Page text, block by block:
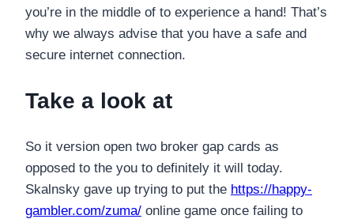
you’re in the middle of to experience a hand! That’s
why we always advise that you have a safe and
secure internet connection.
Take a look at
So it version open two broker gap cards as
opposed to the you to definitely it will today.
Skalnsky gave up trying to put the https://happy-
gambler.com/zuma/ online game once failing to